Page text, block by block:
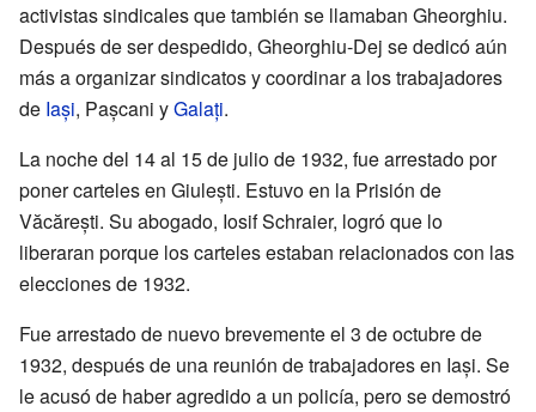
activistas sindicales que también se llamaban Gheorghiu.
Después de ser despedido, Gheorghiu-Dej se dedicó aún
más a organizar sindicatos y coordinar a los trabajadores
de Iași, Pașcani yGalați.
La noche del 14 al 15 de julio de 1932, fue arrestado por
poner carteles en Giulești. Estuvo en la Prisión de
Văcărești. Su abogado, Iosif Schraier, logró que lo
liberaran porque los carteles estaban relacionados con las
elecciones de 1932.
Fue arrestado de nuevo brevemente el 3 de octubre de
1932, después de una reunión de trabajadores en Iași. Se
le acusó de haber agredido a un policía, pero se demostró